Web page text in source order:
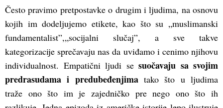
Često pravimo pretpostavke o drugim i ljudima, na osnovu
kojih im dodeljujemo etikete, kao što su „muslimanski
fundamentalist”,„socijalni slučaj”, a sve takve
kategorizacije sprečavaju nas da uviđamo i cenimo njihovu
individualnost. Empatični ljudi se suočavaju sa svojim
predrasudama i predubeđenjimatako što u ljudima
traže ono što im je zajedničko pre nego ono što ih